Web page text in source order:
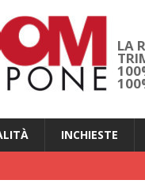
LA
INCHIESTE